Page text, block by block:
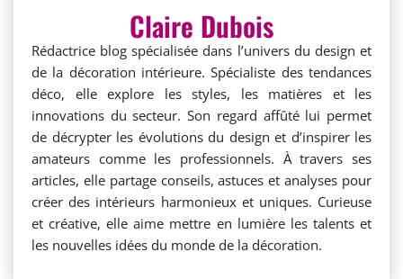
Claire Dubois
Rédactrice blog spécialisée dans l’univers du design et
de la décoration intérieure. Spécialiste des tendances
déco, elle explore les styles, les matières et les
innovations du secteur. Son regard affûté lui permet
de décrypter les évolutions du design et d’inspirer les
amateurs comme les professionnels. À travers ses
articles, elle partage conseils, astuces et analyses pour
créer des intérieurs harmonieux et uniques. Curieuse
et créative, elle aime mettre en lumière les talents et
les nouvelles idées du monde de la décoration.